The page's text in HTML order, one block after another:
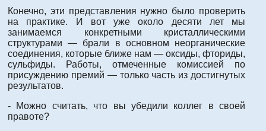
Конечно, эти представления нужно было проверить
на практике. И вот уже около десяти лет мы
занимаемся конкретными кристаллическими
структурами — брали в основном неорганические
соединения, которые ближе нам — оксиды, фториды,
сульфиды. Работы, отмеченные комиссией по
присуждению премий — только часть из достигнутых
результатов.
- Можно считать, что вы убедили коллег в своей
правоте?